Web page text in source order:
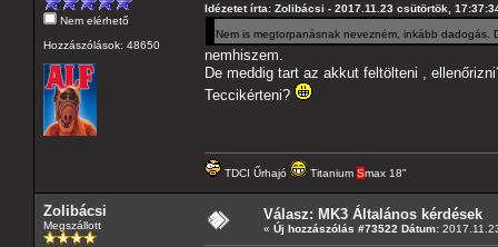
Nem elérhető
Hozzászólások: 48650
Idézetet írta: Zolibácsi - 2017.11.23 csütörtök,
Nem is megtorpanásnak nevezném, inkább
nemhiszem.
De meddig tart az akkut feltölteni ,
Teccikérteni?
TDCI Űrhajó Titanium Smax 18"
Zolibácsi
Megszállott
Válasz: MK3 Általános kérdések
« Új hozzászólás #73522 Dátum: